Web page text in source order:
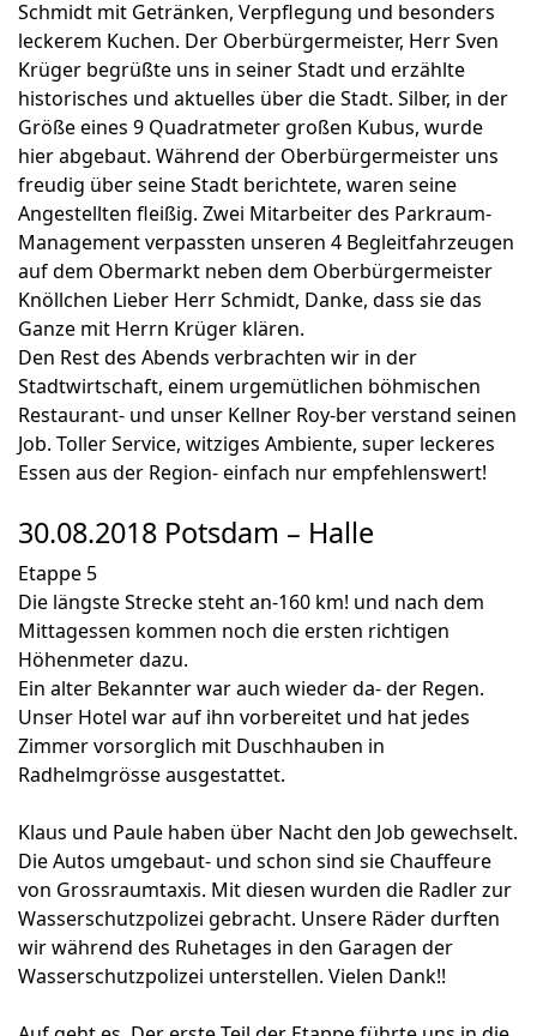
Schmidt mit Getränken, Verpflegung und besonders
leckerem Kuchen. Der Oberbürgermeister, Herr Sven
Krüger begrüßte uns in seiner Stadt und erzählte
historisches und aktuelles über die Stadt. Silber, in der
Größe eines 9 Quadratmeter großen Kubus, wurde
hier abgebaut. Während der Oberbürgermeister uns
freudig über seine Stadt berichtete, waren seine
Angestellten fleißig. Zwei Mitarbeiter des Parkraum-
Management verpassten unseren 4 Begleitfahrzeugen
auf dem Obermarkt neben dem Oberbürgermeister
Knöllchen Lieber Herr Schmidt, Danke, dass sie das
Ganze mit Herrn Krüger klären.
Den Rest des Abends verbrachten wir in der
Stadtwirtschaft, einem urgemütlichen böhmischen
Restaurant- und unser Kellner Roy-ber verstand seinen
Job. Toller Service, witziges Ambiente, super leckeres
Essen aus der Region- einfach nur empfehlenswert!
30.08.2018 Potsdam – Halle
Etappe 5
Die längste Strecke steht an-160 km! und nach dem
Mittagessen kommen noch die ersten richtigen
Höhenmeter dazu.
Ein alter Bekannter war auch wieder da- der Regen.
Unser Hotel war auf ihn vorbereitet und hat jedes
Zimmer vorsorglich mit Duschhauben in
Radhelmgrösse ausgestattet.
Klaus und Paule haben über Nacht den Job gewechselt.
Die Autos umgebaut- und schon sind sie Chauffeure
von Grossraumtaxis. Mit diesen wurden die Radler zur
Wasserschutzpolizei gebracht. Unsere Räder durften
wir während des Ruhetages in den Garagen der
Wasserschutzpolizei unterstellen. Vielen Dank!!